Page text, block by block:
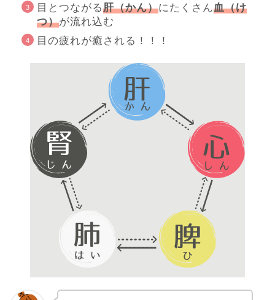
目とつながる肝（かん）にたくさん血（け
つ）が流れ込む
目の疲れが癒される！！！